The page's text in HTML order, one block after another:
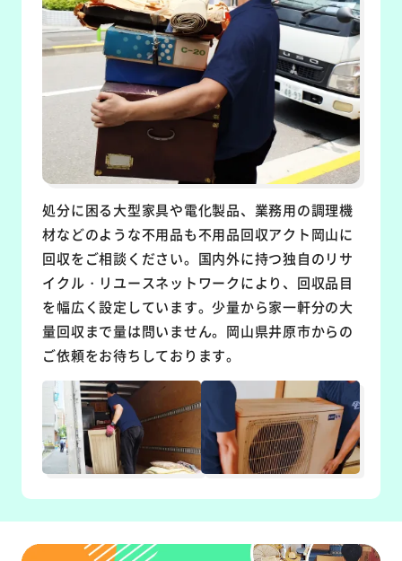
処分に困る大型家具や電化製品、業務用の調理機
材などのような不用品も不用品回収アクト岡山に
回収をご相談ください。国内外に持つ独自のリサ
イクル・リユースネットワークにより、回収品目
を幅広く設定しています。少量から家一軒分の大
量回収まで量は問いません。岡山県井原市からの
ご依頼をお待ちしております。